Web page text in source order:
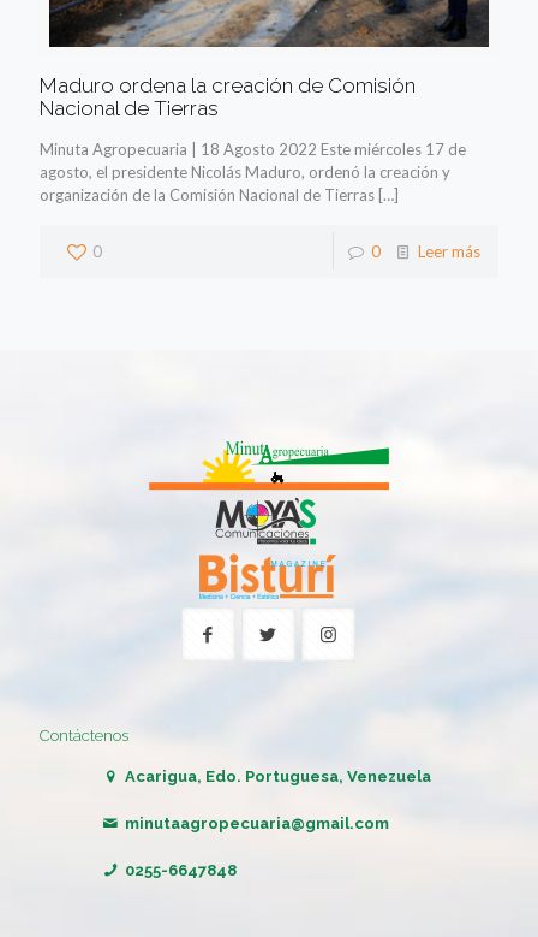
Maduro ordena la creación de Comisión
Nacional de Tierras
Minuta Agropecuaria | 18 Agosto 2022 Este miércoles 17 de
agosto, el presidente Nicolás Maduro, ordenó la creación y
organización de la Comisión Nacional de Tierras […]
0 0 Leer más
Contáctenos
Acarigua, Edo. Portuguesa, Venezuela
minutaagropecuaria@gmail.com
0255-6647848